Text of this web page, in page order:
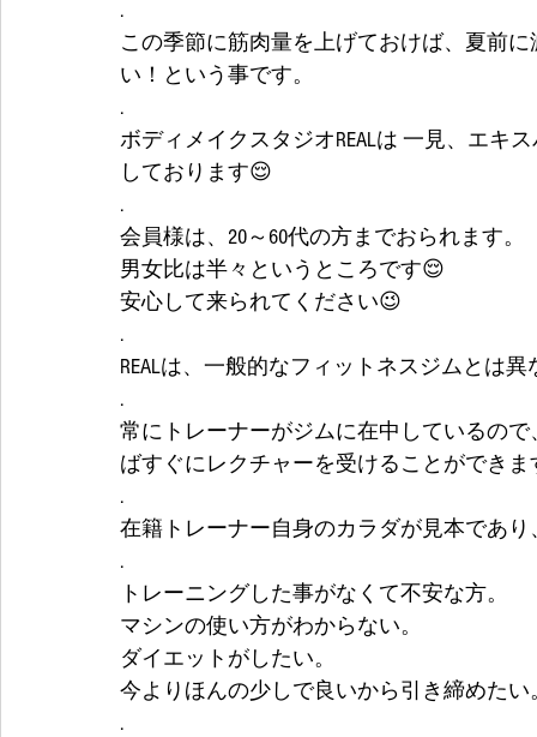
.
この季節に筋肉量を上げておけば、夏前
い！という事です。
.
ボディメイクスタジオREALは 一見、エキ
しております😌
.
会員様は、20～60代の方までおられます。
男女比は半々というところです😌
安心して来られてください😉
.
REALは、一般的なフィットネスジムとは
.
常にトレーナーがジムに在中しているの
ばすぐにレクチャーを受けることができま
.
在籍トレーナー自身のカラダが見本であ
.
トレーニングした事がなくて不安な方。
マシンの使い方がわからない。
ダイエットがしたい。
今よりほんの少しで良いから引き締めたい
.